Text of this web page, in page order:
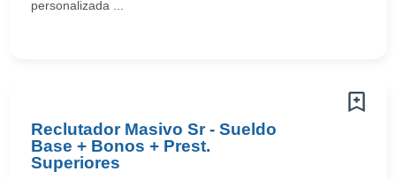
personalizada ...
Reclutador Masivo Sr - Sueldo
Base + Bonos + Prest.
Superiores